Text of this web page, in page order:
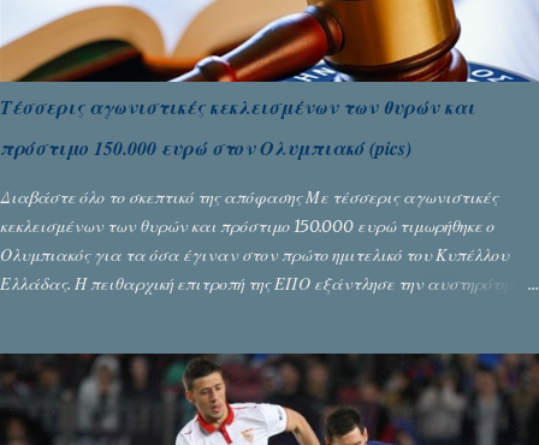
Τέσσερις αγωνιστικές κεκλεισμένων των θυρών και
πρόστιμο 150.000 ευρώ στον Ολυμπιακό (pics)
Διαβάστε όλο το σκεπτικό της απόφασης Με τέσσερις αγωνιστικές
κεκλεισμένων των θυρών και πρόστιμο 150.000 ευρώ τιμωρήθηκε ο
Ολυμπιακός για τα όσα έγιναν στον πρώτο ημιτελικό του Κυπέλλου
Ελλάδας. Η πειθαρχική επιτροπή της ΕΠΟ εξάντλησε την αυστηρότητά
όπως απαιτούσαν, αφού κάτι τέτοιο δεν ήταν εφικτό, σύμφωνα με τα
στοιχεία...